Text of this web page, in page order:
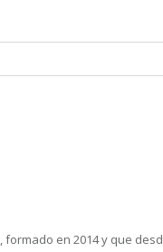
en 2014 y que